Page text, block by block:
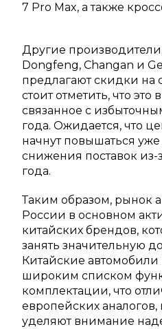
7 Pro Max, а также
Другие
Dongfeng, Changan и
предлагают скидки
стоит отметить, что
связанное с
года. Ожидается, что
начнут повышаться
снижения поставок из-
года.
Таким образом, рынок
России в основном
китайских брендов,
занять значительную
Китайские
широким списком
комплектации, что
европейских
уделяют внимание